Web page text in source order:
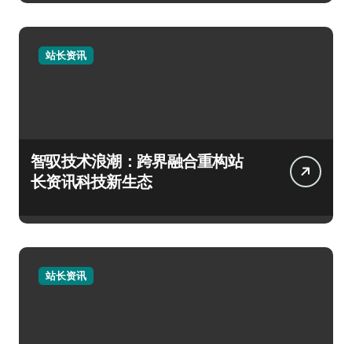
站长资讯
智驭技术浪潮：跨界融合重构站
长资讯科技新生态
站长资讯